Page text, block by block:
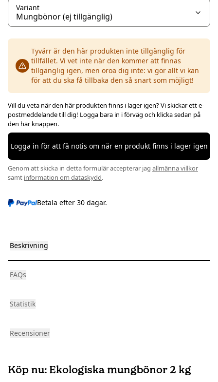
Variant
Tyvärr är den här produkten inte tillgänglig för
tillfället. Vi vet inte när den kommer att finnas
tillgänglig igen, men oroa dig inte: vi gör allt vi kan
för att du ska få tillbaka den så snart som möjligt!
Vill du veta när den här produkten finns i lager igen? Vi skickar ett e-
postmeddelande till dig! Logga bara in i förväg och klicka sedan på
den här knappen.
Logga in för att få notis om när en produkt finns i lager igen
Genom att skicka in detta formulär accepterar jag allmänna villkor
samt information om dataskydd.
Betala efter 30 dagar.
Beskrivning
FAQs
Statistik
Recensioner
Köp nu: Ekologiska mungbönor 2 kg